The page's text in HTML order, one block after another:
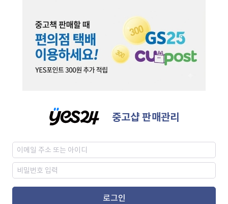
중고샵 판매관리
로그인